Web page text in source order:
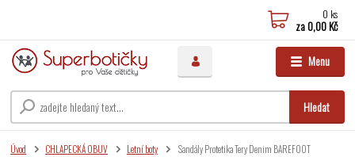
Menu
Hledat
0 ks
za0,00 Kč
Úvod CHLAPECKÁ OBUV Letní boty Sandály Protetika Tery Denim BAREFOOT